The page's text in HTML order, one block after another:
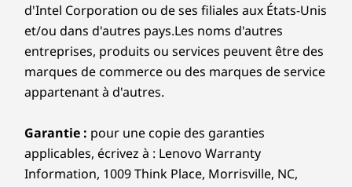
TOUS LES PORTS, TOUTES
LES POSSIBILITÉS
Baie interne:
En option: Disque dur SATA de 2 To, de 3,5 pouces
En option : Disque optique mince (ODD)
dépendent de nombreux facteurs, tels que la capacité de
traitement des appareils hôtes/périphériques, les attributs
des fichiers, la configuration du système et les
d'Intel Corporation ou de ses filiales aux États-Unis
et/ou dans d'autres pays.Les noms d'autres
entreprises, produits ou services peuvent être des
marques de commerce ou des marques de service
appartenant à d'autres.
Garantie : pour une copie des garanties
applicables, écrivez à : Lenovo Warranty
Information, 1009 Think Place, Morrisville, NC,